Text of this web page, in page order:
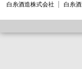
白糸酒造株式会社
白糸